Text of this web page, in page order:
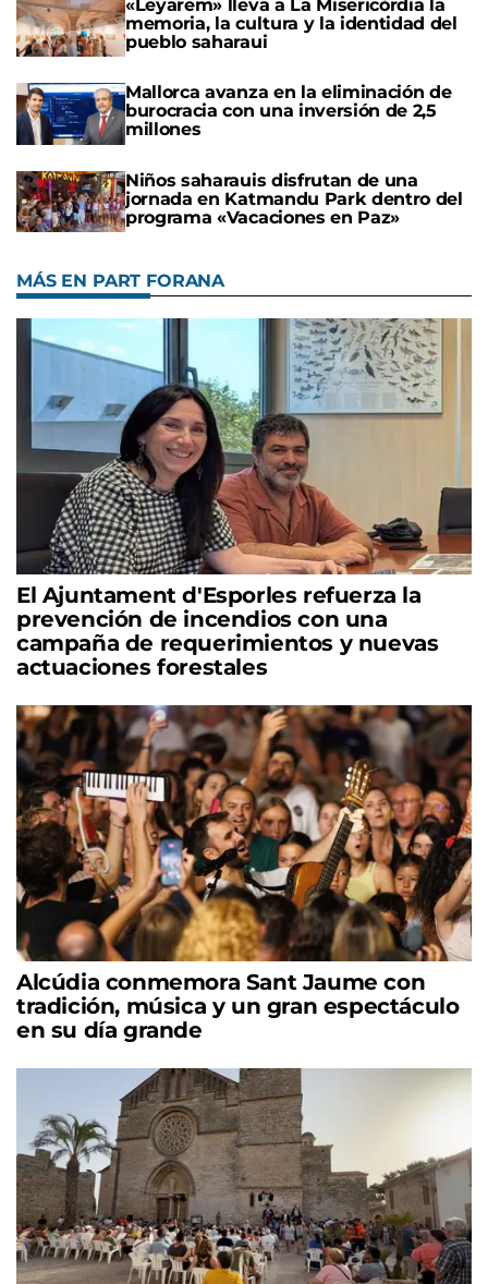
«Leyarem» lleva a La Misericòrdia la
memoria, la cultura y la identidad del
pueblo saharaui
Mallorca avanza en la eliminación de
burocracia con una inversión de 2,5
millones
Niños saharauis disfrutan de una
jornada en Katmandu Park dentro del
programa «Vacaciones en Paz»
MÁS EN PART FORANA
El Ajuntament d'Esporles refuerza la
prevención de incendios con una
campaña de requerimientos y nuevas
actuaciones forestales
Alcúdia conmemora Sant Jaume con
tradición, música y un gran espectáculo
en su día grande